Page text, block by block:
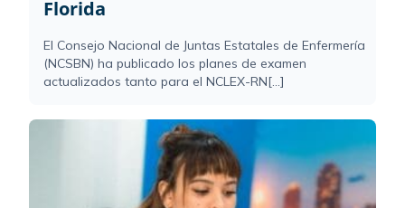
Florida
El Consejo Nacional de Juntas Estatales de Enfermería
(NCSBN) ha publicado los planes de examen
actualizados tanto para el NCLEX-RN[...]